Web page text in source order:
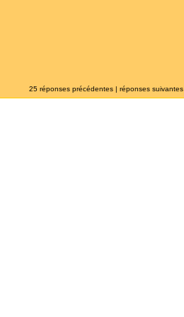
25 réponses précédentes | réponses suivantes